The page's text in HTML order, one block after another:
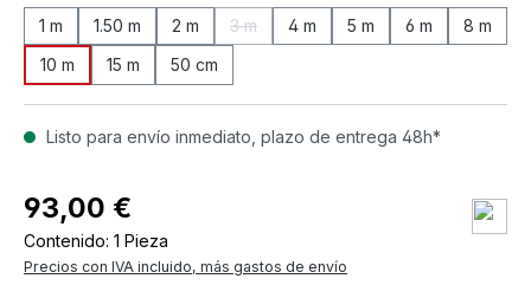
1 m 1.50 m 2 m 3 m 4 m 5 m 6 m
8 m
10 m
15 m 50 cm
Listo para envío inmediato, plazo de entrega 48h*
93,00 €
Contenido: 1 Pieza
Precios con IVA incluido, más gastos de envío